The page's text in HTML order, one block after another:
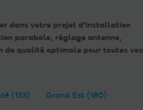
dans votre projet d'installation
parabole, réglage antenne,
de qualité optimale pour toutes vos
(133) Grand Est (180)